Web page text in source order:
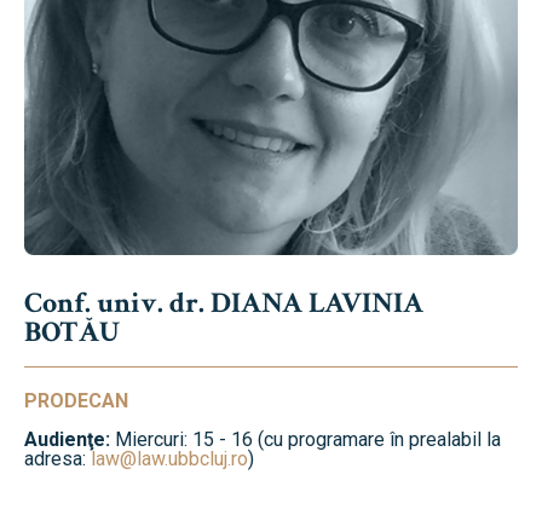
Conf. univ. dr. DIANA LAVINIA
BOTĂU
PRODECAN
Audienţe: Miercuri: 15 - 16 (cu programare în prealabil la
adresa: law@law.ubbcluj.ro)